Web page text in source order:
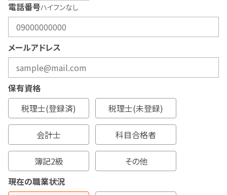
電話番号ハイフンなし
メールアドレス
保有資格
税理士(登録済)
税理士(未登録)
会計士 科目合格者
簿記2級
その他
現在の職業状況